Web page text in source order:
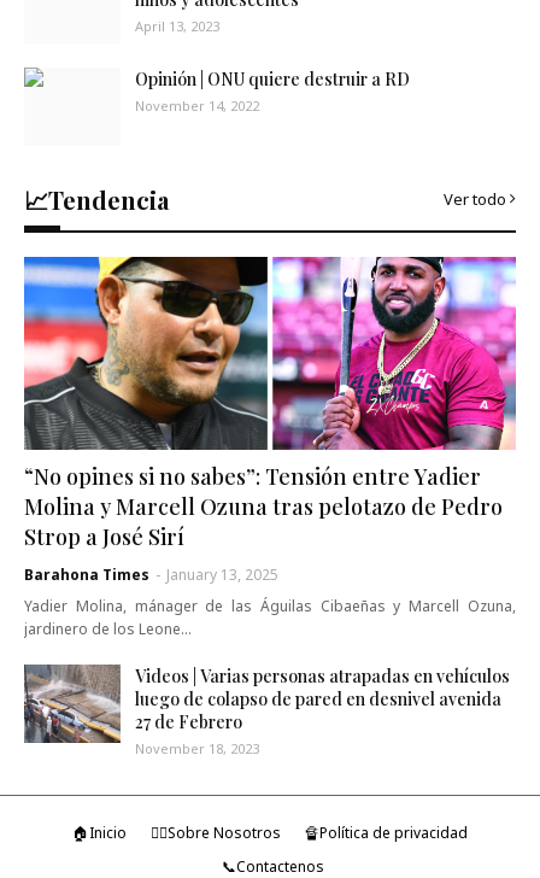
April 13, 2023
Opinión | ONU quiere destruir a RD
November 14, 2022
📈Tendencia Ver todo
“No opines si no sabes”: Tensión entre Yadier
Molina y Marcell Ozuna tras pelotazo de Pedro
Strop a José Sirí
Barahona Times - January 13, 2025
Yadier Molina, mánager de las Águilas Cibaeñas y Marcell Ozuna,
jardinero de los Leone…
Videos | Varias personas atrapadas en vehículos
luego de colapso de pared en desnivel avenida
27 de Febrero
November 18, 2023
🏠Inicio 🤷‍♂️Sobre Nosotros
🔏Política de privacidad
📞Contactenos